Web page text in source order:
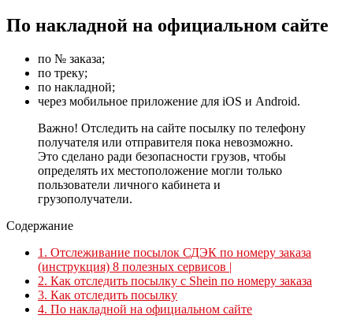
По накладной на официальном сайте
по № заказа;
по треку;
по накладной;
через мобильное приложение для iOS и Android.
Важно! Отследить на сайте посылку по телефону
получателя или отправителя пока невозможно.
Это сделано ради безопасности грузов, чтобы
определять их местоположение могли только
пользователи личного кабинета и
грузополучатели.
Содержание
1. Отслеживание посылок СДЭК по номеру заказа
(инструкция) 8 полезных сервисов |
2. Как отследить посылку с Shein по номеру заказа
3. Как отследить посылку
4. По накладной на официальном сайте